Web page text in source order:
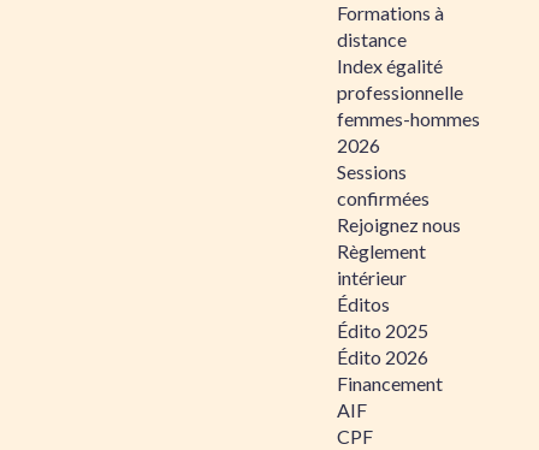
Formations à
distance
Index égalité
professionnelle
femmes-hommes
2026
Sessions
confirmées
Rejoignez nous
Règlement
intérieur
Éditos
Édito 2025
Édito 2026
Financement
AIF
CPF